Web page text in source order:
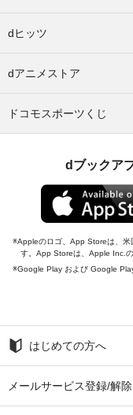
dヒッツ
dアニメストア
ドコモスポーツくじ
dブックア
Appleのロゴ、App Storeは、
す。App Storeは、Apple Inc.の
Google Play および Google
はじめての方へ
メールサービス登録/解除